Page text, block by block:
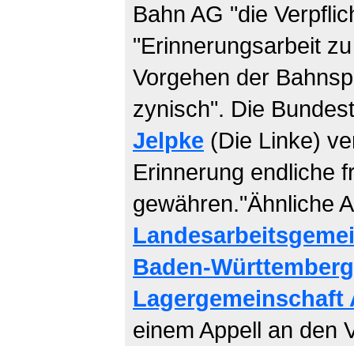
Bahn AG "die
"Erinnerungsarbeit
Vorgehen der
zynisch". Die
Jelpke (Die Linke)
Erinnerung endliche
gewähren."Ähnliche
Baden-Württemberg
Lagergemeinschaft
einem Appell an den